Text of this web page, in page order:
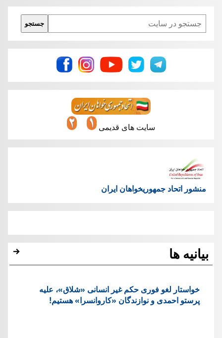
Search
جستجو
سایت های قدیمی
منشور اتحاد جمهوریخواهان ایران
بیانیه ها
خواستار لغو فوری حکم غیر انسانی «شلاق»، علیه
پرستو احمدی و نوازندگان «کاروانسرا» هستیم!